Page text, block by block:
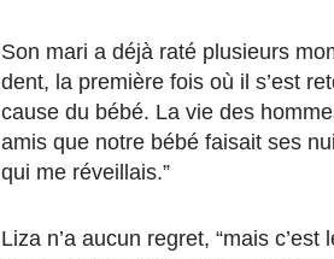
Son mari a déjà raté plusieurs
dent, la première fois où il s’est
cause du bébé. La vie des
amis que notre bébé faisait ses
qui me réveillais.”
Liza n’a aucun regret, “mais